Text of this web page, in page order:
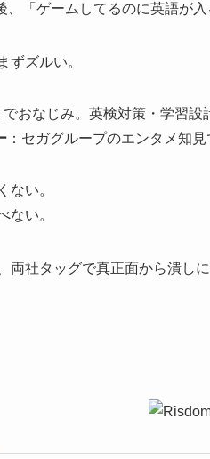
、「ゲームしてるのに英語が入
ずズルい。
でおなじみ。英検対策・学習設
：セガグループのエンタメ知
ない。
ない。
両社タッグで真正面から潰し